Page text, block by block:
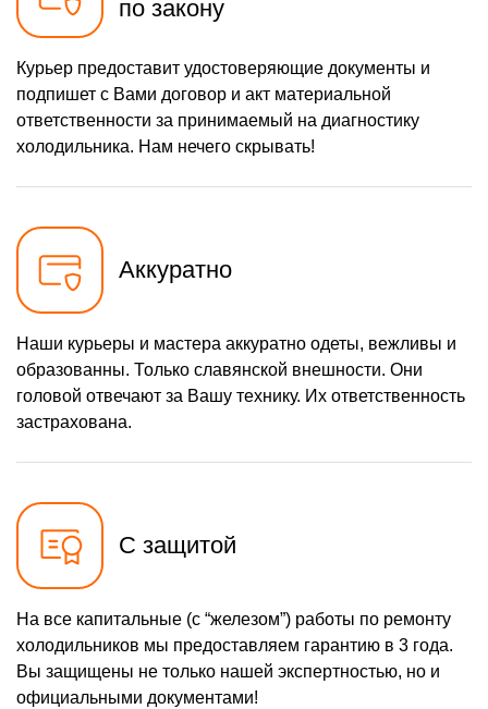
по закону
Курьер предоставит удостоверяющие документы и
подпишет с Вами договор и акт материальной
ответственности за принимаемый на диагностику
холодильника. Нам нечего скрывать!
Аккуратно
Наши курьеры и мастера аккуратно одеты, вежливы и
образованны. Только славянской внешности. Они
головой отвечают за Вашу технику. Их ответственность
застрахована.
С защитой
На все капитальные (с “железом”) работы по ремонту
холодильников мы предоставляем гарантию в 3 года.
Вы защищены не только нашей экспертностью, но и
официальными документами!